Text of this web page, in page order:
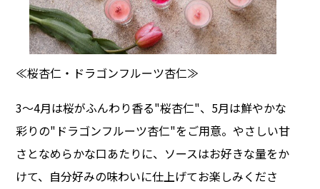
≪桜杏仁・ドラゴンフルーツ杏仁≫
3～4月は桜がふんわり香る"桜杏仁"、5月は鮮やかな
彩りの"ドラゴンフルーツ杏仁"をご用意。やさしい甘
さとなめらかな口あたりに、ソースはお好きな量をか
けて、自分好みの味わいに仕上げてお楽しみくださ